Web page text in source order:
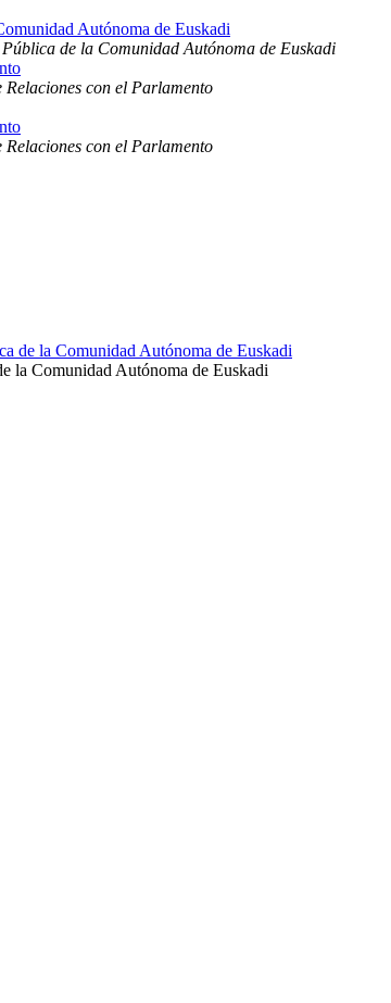
Autónoma de Euskadi
de la Comunidad Autónoma de Euskadi
con el Parlamento
con el Parlamento
de la Comunidad Autónoma de Euskadi
la Comunidad Autónoma de Euskadi